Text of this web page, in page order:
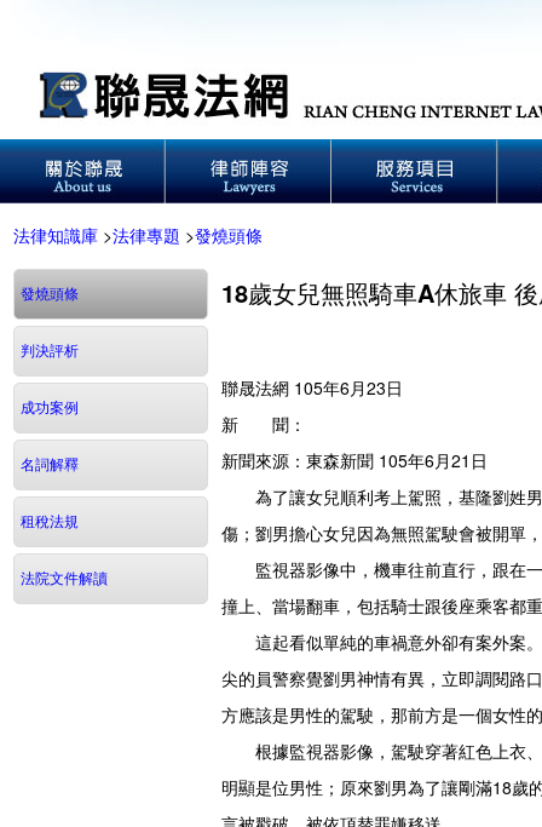
法律知識庫 >法律專題 >發燒頭條
發燒頭條
判決評析
成功案例
名詞解釋
租稅法規
法院文件解讀
18歲女兒無照騎車A休旅車
聯晟法網 105年6月23日
新 聞：
新聞來源：東森新聞 105年6月21日
為了讓女兒順利考上駕照，基隆劉姓男
傷；劉男擔心女兒因為無照駕駛會被開單
監視器影像中，機車往前直行，跟在一
撞上、當場翻車，包括騎士跟後座乘客都
這起看似單純的車禍意外卻有案外案。
尖的員警察覺劉男神情有異，立即調閱路
方應該是男性的駕駛，那前方是一個女性
根據監視器影像，駕駛穿著紅色上衣、
明顯是位男性；原來劉男為了讓剛滿18歲